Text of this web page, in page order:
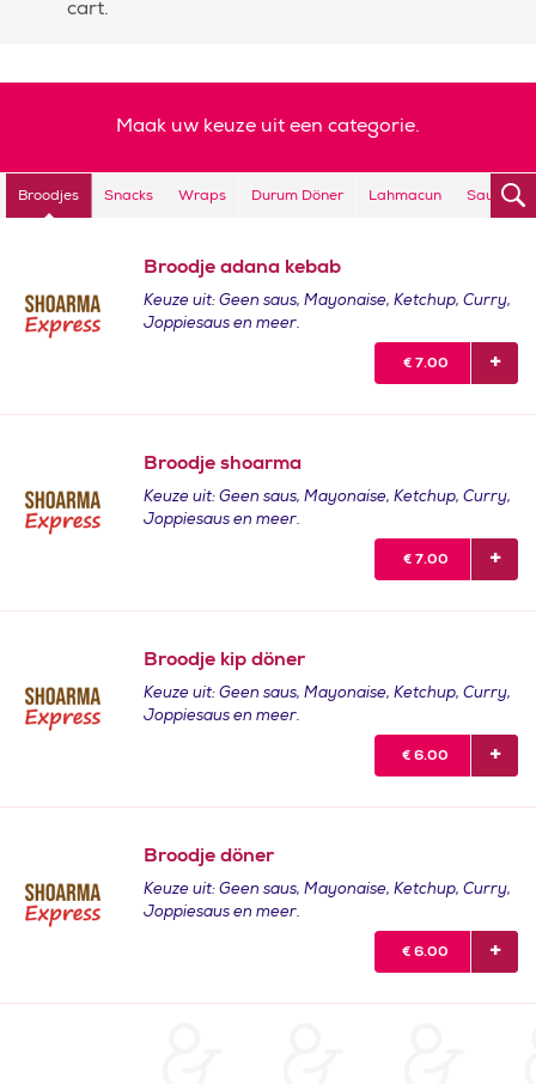
cart.
Maak uw keuze uit een categorie.
Broodjes Snacks Wraps Durum Döner Lahmacun Sauzen
Broodje adana kebab
Keuze uit: Geen saus, Mayonaise, Ketchup, Curry,
Joppiesaus en meer.
€ 7.00
Broodje shoarma
Keuze uit: Geen saus, Mayonaise, Ketchup, Curry,
Joppiesaus en meer.
€ 7.00
Broodje kip döner
Keuze uit: Geen saus, Mayonaise, Ketchup, Curry,
Joppiesaus en meer.
€ 6.00
Broodje döner
Keuze uit: Geen saus, Mayonaise, Ketchup, Curry,
Joppiesaus en meer.
€ 6.00